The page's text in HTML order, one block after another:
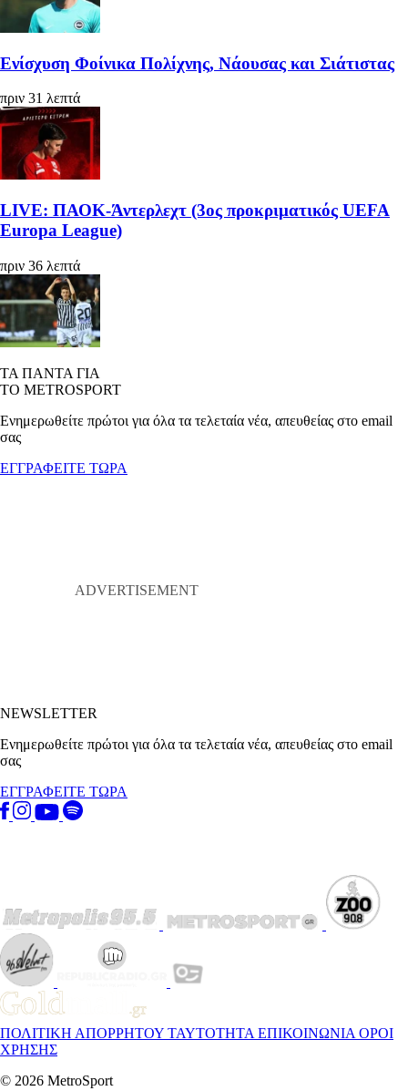
Ενίσχυση Φοίνικα Πολίχνης, Νάουσας και Σιάτιστας
πριν 31 λεπτά
LIVE: ΠΑΟΚ-Άντερλεχτ (3ος προκριματικός UEFA
Europa League)
πριν 36 λεπτά
ΤΑ ΠΑΝΤΑ ΓΙΑ
ΤΟ METROSPORT
Ενημερωθείτε πρώτοι για όλα τα τελεταία νέα, απευθείας στο email
σας
ΕΓΓΡΑΦΕΙΤΕ ΤΩΡΑ
NEWSLETTER
Ενημερωθείτε πρώτοι για όλα τα τελεταία νέα, απευθείας στο email
σας
ΕΓΓΡΑΦΕΙΤΕ ΤΩΡΑ
ΠΟΛΙΤΙΚΗ ΑΠΟΡΡΗΤΟΥ ΤΑΥΤΟΤΗΤΑ ΕΠΙΚΟΙΝΩΝΙΑ ΟΡΟΙ
ΧΡΗΣΗΣ
© 2026 MetroSport